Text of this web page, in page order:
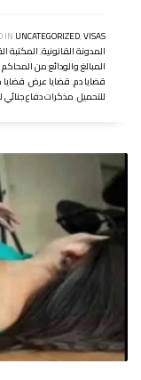
IN UNCATEGORIZED,VISAS
المدونة القانونية,المكتبة
المبالغ والودائع من
قضايا دم,قضايا عرض,
للتحميل,مذكرات دفاع جنائي